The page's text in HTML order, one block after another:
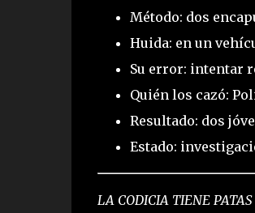
Método: dos
Huida: en un
Su error: intentar
Quién los cazó:
Resultado: dos
Estado:
LA CODICIA TIENE